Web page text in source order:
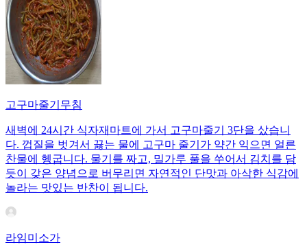
고구마줄기무침
새벽에 24시간 식자재마트에 가서 고구마줄기 3단을 샀습니
다. 껍질을 벗겨서 끓는 물에 고구마 줄기가 약간 익으면 얼른
찬물에 헹굽니다. 물기를 짜고, 밀가루 풀을 쑤어서 김치를 담
듯이 갖은 양념으로 버무리면 자연적인 단맛과 아삭한 식감에
놀라는 맛있는 반찬이 됩니다.
라임미소가